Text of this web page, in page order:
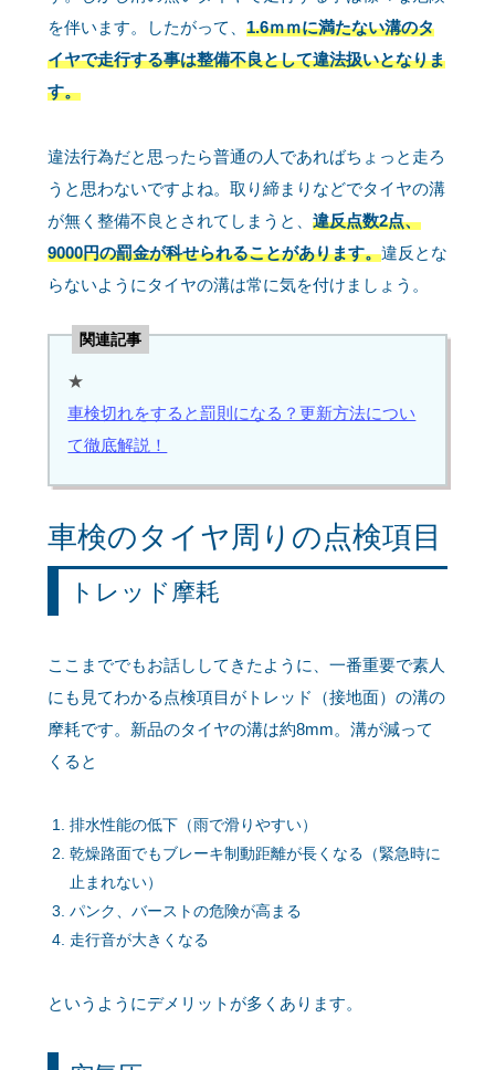
を伴います。したがって、 1.6ｍｍに満たない溝のタ
イヤで走行する事は整備不良として違法扱いとなりま
す。
違法行為だと思ったら普通の人であればちょっと走ろ
うと思わないですよね。取り締まりなどでタイヤの溝
が無く整備不良とされてしまうと、 違反点数2点、
9000円の罰金が科せられることがあります。違反とな
らないようにタイヤの溝は常に気を付けましょう。
関連記事
★
車検切れをすると罰則になる？更新方法につい
て徹底解説！
車検のタイヤ周りの点検項目
トレッド摩耗
ここまででもお話ししてきたように、一番重要で素人
にも見てわかる点検項目がトレッド（接地面）の溝の
摩耗です。新品のタイヤの溝は約8mm。溝が減って
くると
排水性能の低下（雨で滑りやすい）
乾燥路面でもブレーキ制動距離が長くなる（緊急時に
止まれない）
パンク、バーストの危険が高まる
走行音が大きくなる
というようにデメリットが多くあります。